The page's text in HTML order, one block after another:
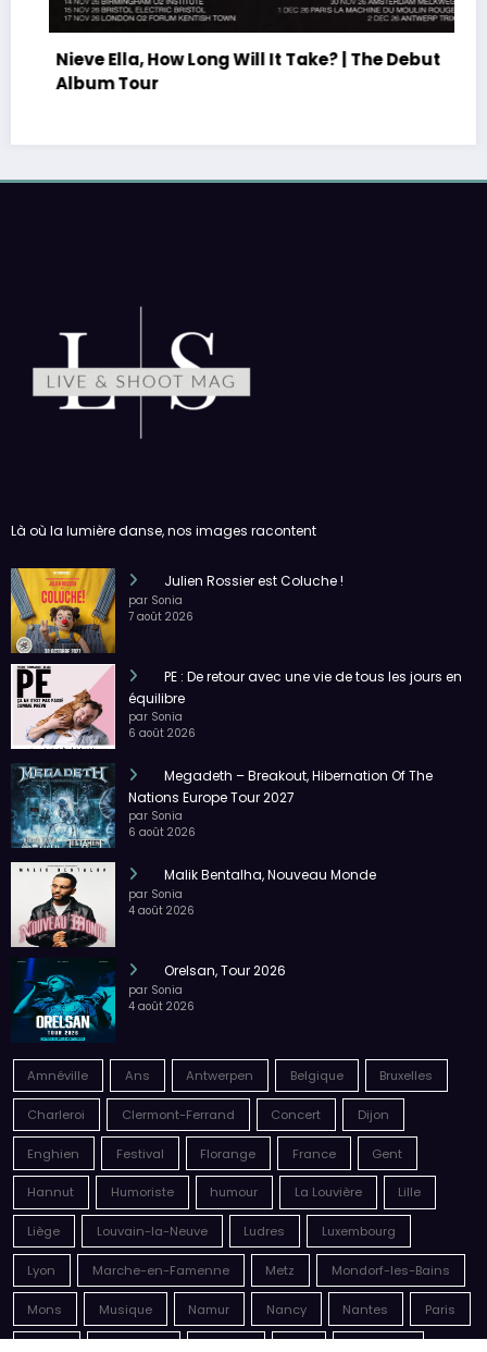
Nieve Ella, How Long Will It Take? | The Debut
Album Tour
Là où la lumière danse, nos images racontent
Julien Rossier est Coluche !
par Sonia
7 août 2026
PE : De retour avec une vie de tous les jours en
équilibre
par Sonia
6 août 2026
Megadeth – Breakout, Hibernation Of The
Nations Europe Tour 2027
par Sonia
6 août 2026
Malik Bentalha, Nouveau Monde
par Sonia
4 août 2026
Orelsan, Tour 2026
par Sonia
4 août 2026
Amnéville Ans Antwerpen Belgique Bruxelles
Charleroi Clermont-Ferrand Concert Dijon
Enghien Festival Florange France Gent
Hannut Humoriste humour La Louvière Lille
Liège Louvain-la-Neuve Ludres Luxembourg
Lyon Marche-en-Famenne Metz Mondorf-les-Bains
Mons Musique Namur Nancy Nantes Paris